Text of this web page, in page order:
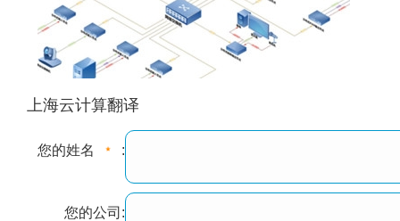
上海云计算翻译
您的姓名 :
您的公司: